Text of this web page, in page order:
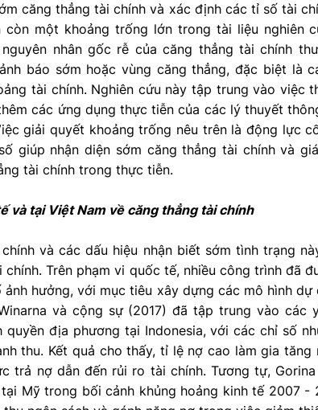
căng thẳng tài chính và xác định các tỉ số tài
còn một khoảng trống lớn trong tài liệu nghiên
nhân gốc rễ của căng thẳng tài chính
báo sớm hoặc vùng căng thẳng, đặc biệt là
tài chính. Nghiên cứu này tập trung vào việc
các ứng dụng thực tiễn của các lý thuyết
giải quyết khoảng trống nêu trên là động lực
giúp nhận diện sớm căng thẳng tài chính và
tài chính trong thực tiễn.
và tại Việt Nam về căng thẳng tài chính
và các dấu hiệu nhận biết sớm tình trạng
Trên phạm vi quốc tế, nhiều công trình đã
hưởng, với mục tiêu xây dựng các mô hình dự
và cộng sự (2017) đã tập trung vào các
quyền địa phương tại Indonesia, với các chỉ số
thu. Kết quả cho thấy, tỉ lệ nợ cao làm gia tăng
trả nợ dẫn đến rủi ro tài chính. Tương tự,
Mỹ trong bối cảnh khủng hoảng kinh tế 2007 -